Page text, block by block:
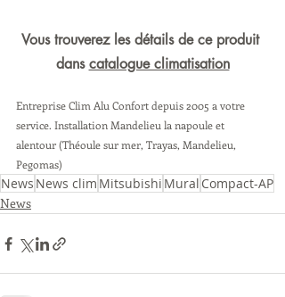
Vous trouverez les détails de ce produit
dans catalogue climatisation
Entreprise Clim Alu Confort depuis 2005 a votre
service. Installation Mandelieu la napoule et
alentour (Théoule sur mer, Trayas, Mandelieu,
Pegomas)
News News clim Mitsubishi Mural Compact-AP
News